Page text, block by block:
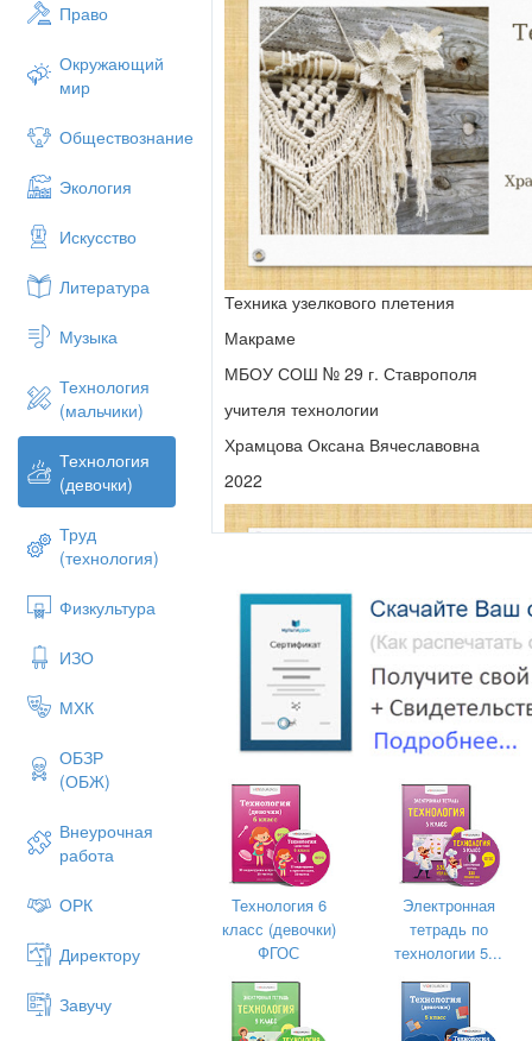
Право
Окружающий
мир
Обществознание
Экология
Искусство
Литература
Музыка
Технология
(мальчики)
Технология
(девочки)
Труд
(технология)
Физкультура
ИЗО
МХК
ОБЗР
(ОБЖ)
Внеурочная
работа
ОРК
Директору
Завучу
Техника узелкового плетения
Макраме
МБОУ СОШ № 29 г. Ставрополя
учителя технологии
Храмцова Оксана Вячеславовна
2022
Макраме- это вид рукоделия ,
первоначально происшедший от
соединить две нити, но, постепенно
декоративное значение.
Технология 6
класс (девочки)
ФГОС
Электронная
тетрадь по
технологии 5...